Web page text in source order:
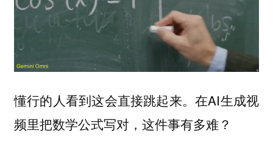
懂行的人看到这会直接跳起来。在AI生成视
频里把数学公式写对，这件事有多难？